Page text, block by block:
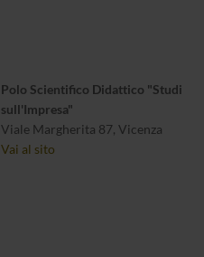
Polo Scientifico Didattico "Studi
sull'Impresa"
Viale Margherita 87, Vicenza
Vai al sito